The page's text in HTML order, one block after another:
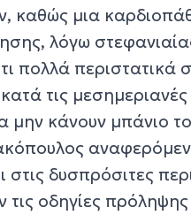
καθώς μια
λόγω
πολλά περιστατικά
τις
μην κάνουν μπάνιο
στις δυσπρόσιτες
τις οδηγίες